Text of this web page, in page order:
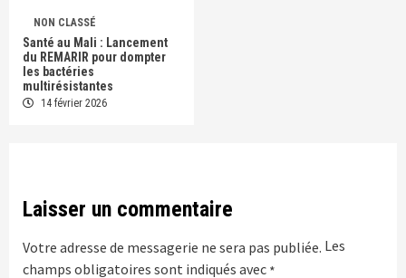
NON CLASSÉ
Santé au Mali : Lancement
du REMARIR pour dompter
les bactéries
multirésistantes
14 février 2026
Laisser un commentaire
Votre adresse de messagerie ne sera pas publiée. Les
champs obligatoires sont indiqués avec *